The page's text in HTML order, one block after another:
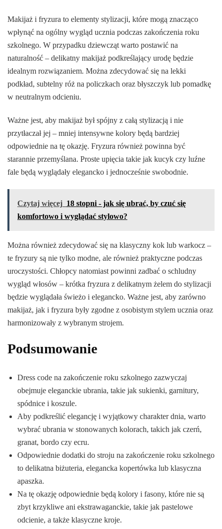
Makijaż i fryzura to elementy stylizacji, które mogą znacząco
wpłynąć na ogólny wygląd ucznia podczas zakończenia roku
szkolnego. W przypadku dziewcząt warto postawić na
naturalność – delikatny makijaż podkreślający urodę będzie
idealnym rozwiązaniem. Można zdecydować się na lekki
podkład, subtelny róż na policzkach oraz błyszczyk lub pomadkę
w neutralnym odcieniu.
Ważne jest, aby makijaż był spójny z całą stylizacją i nie
przytłaczał jej – mniej intensywne kolory będą bardziej
odpowiednie na tę okazję. Fryzura również powinna być
starannie przemyślana. Proste upięcia takie jak kucyk czy luźne
fale będą wyglądały elegancko i jednocześnie swobodnie.
Czytaj więcej 18 stopni - jak się ubrać, by czuć się
komfortowo i wyglądać stylowo?
Można również zdecydować się na klasyczny kok lub warkocz –
te fryzury są nie tylko modne, ale również praktyczne podczas
uroczystości. Chłopcy natomiast powinni zadbać o schludny
wygląd włosów – krótka fryzura z delikatnym żelem do stylizacji
będzie wyglądała świeżo i elegancko. Ważne jest, aby zarówno
makijaż, jak i fryzura były zgodne z osobistym stylem ucznia oraz
harmonizowały z wybranym strojem.
Podsumowanie
Dress code na zakończenie roku szkolnego zazwyczaj
obejmuje eleganckie ubrania, takie jak sukienki, garnitury,
spódnice i koszule.
Aby podkreślić elegancję i wyjątkowy charakter dnia, warto
wybrać ubrania w stonowanych kolorach, takich jak czerń,
granat, bordo czy ecru.
Odpowiednie dodatki do stroju na zakończenie roku szkolnego
to delikatna biżuteria, elegancka kopertówka lub klasyczna
apaszka.
Na tę okazję odpowiednie będą kolory i fasony, które nie są
zbyt krzykliwe ani ekstrawaganckie, takie jak pastelowe
odcienie, a także klasyczne kroje.